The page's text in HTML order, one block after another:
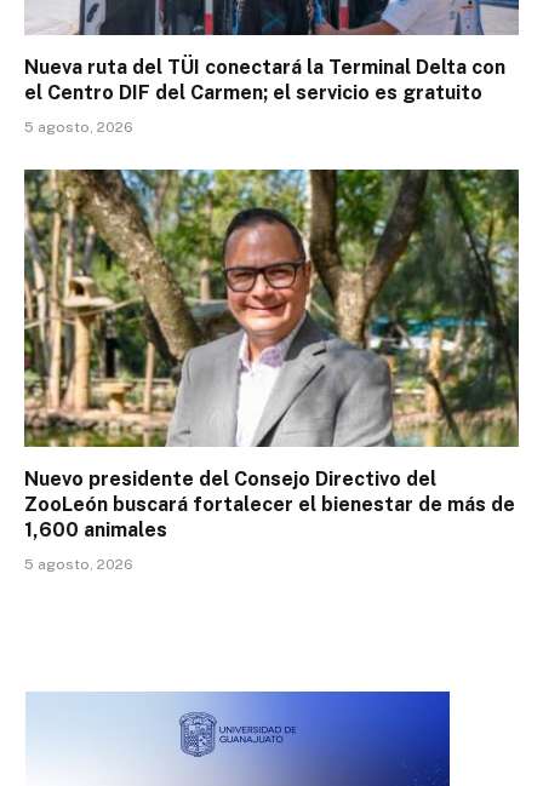
Nueva ruta del TÜI conectará la Terminal Delta con
el Centro DIF del Carmen; el servicio es gratuito
5 agosto, 2026
Nuevo presidente del Consejo Directivo del
ZooLeón buscará fortalecer el bienestar de más de
1,600 animales
5 agosto, 2026